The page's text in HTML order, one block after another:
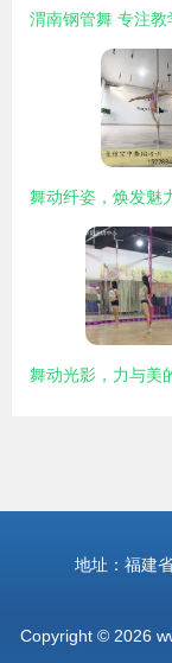
地址：福建
Copyright © 2026